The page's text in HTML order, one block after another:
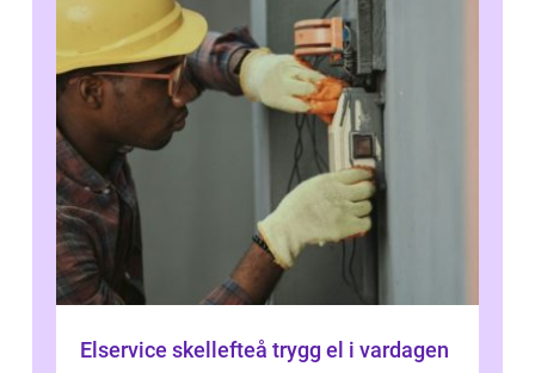
Elservice skellefteå trygg el i vardagen